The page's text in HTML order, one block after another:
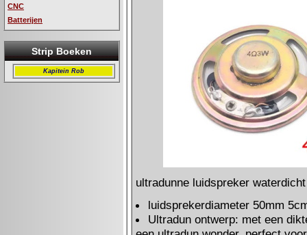
CNC
Batterijen
Strip Boeken
Kapitein Rob